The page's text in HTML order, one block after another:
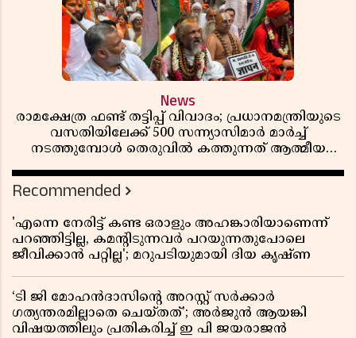
News
രാമക്ഷേത്ര ഫണ്ട് തട്ടിപ്പ് വിവാദം; പ്രധാനമന്ത്രിയുടെ
വസതിയിലേക്ക് 500 സന്ന്യാസിമാർ മാർച്ച്
നടത്തുമ്പോൾ തെരുവിൽ കത്തുന്നത് ആത്മീയ
Recommended
'എന്നെ നേരിട്ട് കണ്ട ഒരാളും അഹങ്കാരിയാണെന്ന്
പറഞ്ഞിട്ടില്ല, കമൻ്റിടുന്നവർ പറയുന്നതുപോലെ
ജീവിക്കാൻ പറ്റില്ല'; മറുപടിയുമായി ദിയ കൃഷ്ണ
‘ടി ജി മോഹൻദാസിൻ്റെ അറസ്റ്റ് സർക്കാർ
ഗത്യന്തരമില്ലാതെ ചെയ്തത്’; അർജുൻ ആയങ്കി
വിഷയത്തിലും പ്രതികരിച്ച് ഇ പി ജയരാജൻ